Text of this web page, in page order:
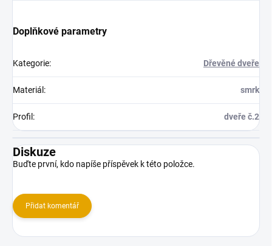
Doplňkové parametry
Kategorie: Dřevěné dveře
Materiál : smrk
Profil : dveře č.2
Diskuze
Buďte první, kdo napíše příspěvek k této položce.
Přidat komentář